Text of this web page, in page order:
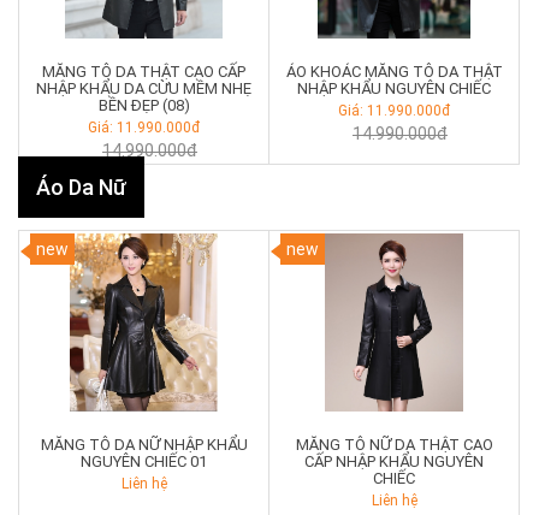
MĂNG TÔ DA THẬT CAO CẤP
NHẬP KHẨU DA CỪU MỀM NHẸ
BỀN ĐẸP (08)
Giá: 11.990.000đ
14.990.000đ
ÁO KHOÁC MĂNG TÔ DA THẬT
NHẬP KHẨU NGUYÊN CHIẾC
Giá: 11.990.000đ
14.990.000đ
Áo Da Nữ
new
MĂNG TÔ DA NỮ NHẬP KHẨU
NGUYÊN CHIẾC 01
Liên hệ
new
MĂNG TÔ NỮ DA THẬT CAO
CẤP NHẬP KHẨU NGUYÊN
CHIẾC
Liên hệ